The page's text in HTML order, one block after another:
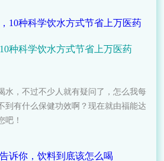
种科学饮水方式节省上万医药
水，不过不少人就有疑问了，怎么我每
到有什么保健功效啊？现在就由福能达
吧！